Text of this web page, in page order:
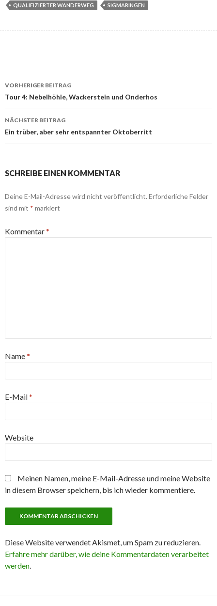
QUALIFIZIERTER WANDERWEG
SIGMARINGEN
Beitrags-
Navigation
VORHERIGER BEITRAG
Tour 4: Nebelhöhle, Wackerstein und Onderhos
NÄCHSTER BEITRAG
Ein trüber, aber sehr entspannter Oktoberritt
SCHREIBE EINEN KOMMENTAR
Deine E-Mail-Adresse wird nicht veröffentlicht. Erforderliche Felder
sind mit * markiert
Kommentar*
Name*
E-Mail*
Website
Meinen Namen, meine E-Mail-Adresse und meine Website
in diesem Browser speichern, bis ich wieder kommentiere.
Diese Website verwendet Akismet, um Spam zu reduzieren.
Erfahre mehr darüber, wie deine Kommentardaten verarbeitet
werden.